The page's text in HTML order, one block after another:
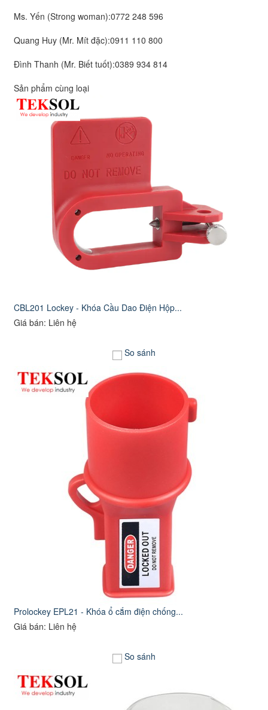
Ms. Yến (Strong woman):0772 248 596
Quang Huy (Mr. Mít đặc):0911 110 800
Đình Thanh (Mr. Biết tuốt):0389 934 814
Sản phẩm cùng loại
CBL201 Lockey - Khóa Cầu Dao Điện Hộp...
Giá bán: Liên hệ
So sánh
Prolockey EPL21 - Khóa ổ cắm điện chống...
Giá bán: Liên hệ
So sánh